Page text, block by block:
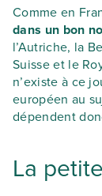
Comme en
dans un bon
l’Autriche, la
Suisse et le
n’existe à ce
européen au
dépendent
La